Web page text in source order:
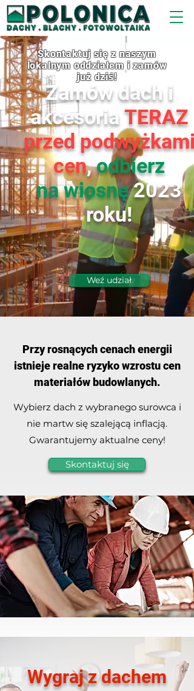
Zamówdach i
akcesoria TERAZ
przed podwyżkami
cen,odbierz
na wiosnę2023
roku!
Skontaktuj się z naszym
lokalnym oddziałem i zamów
już dziś!
Weź udział
Przy rosnących cenach energii
istnieje realne ryzyko wzrostu cen
materiałów budowlanych.
Wybierz dach z wybranego surowca i
nie martw się szalejącą inflacją.
Gwarantujemy aktualne ceny!
Skontaktuj się
Wygraj z dachem